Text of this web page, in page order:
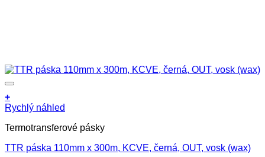
+
Rychlý náhled
Termotransferové pásky
TTR páska 110mm x 300m, KCVE, černá, OUT, vosk (wax)